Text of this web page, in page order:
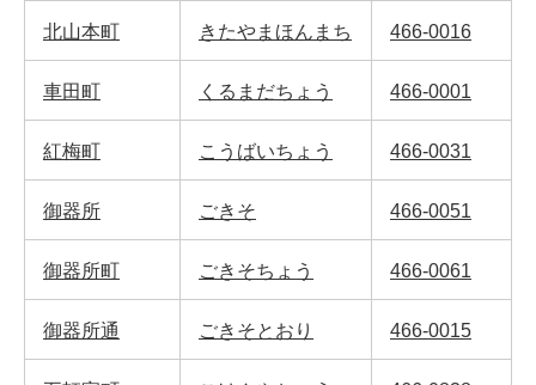
北山本町 きたやまほんまち 466-0016
車田町 くるまだちょう 466-0001
紅梅町 こうばいちょう 466-0031
御器所 ごきそ 466-0051
御器所町 ごきそちょう 466-0061
御器所通 ごきそとおり 466-0015